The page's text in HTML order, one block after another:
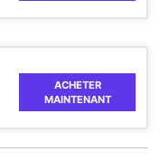
ACHETER
MAINTENANT